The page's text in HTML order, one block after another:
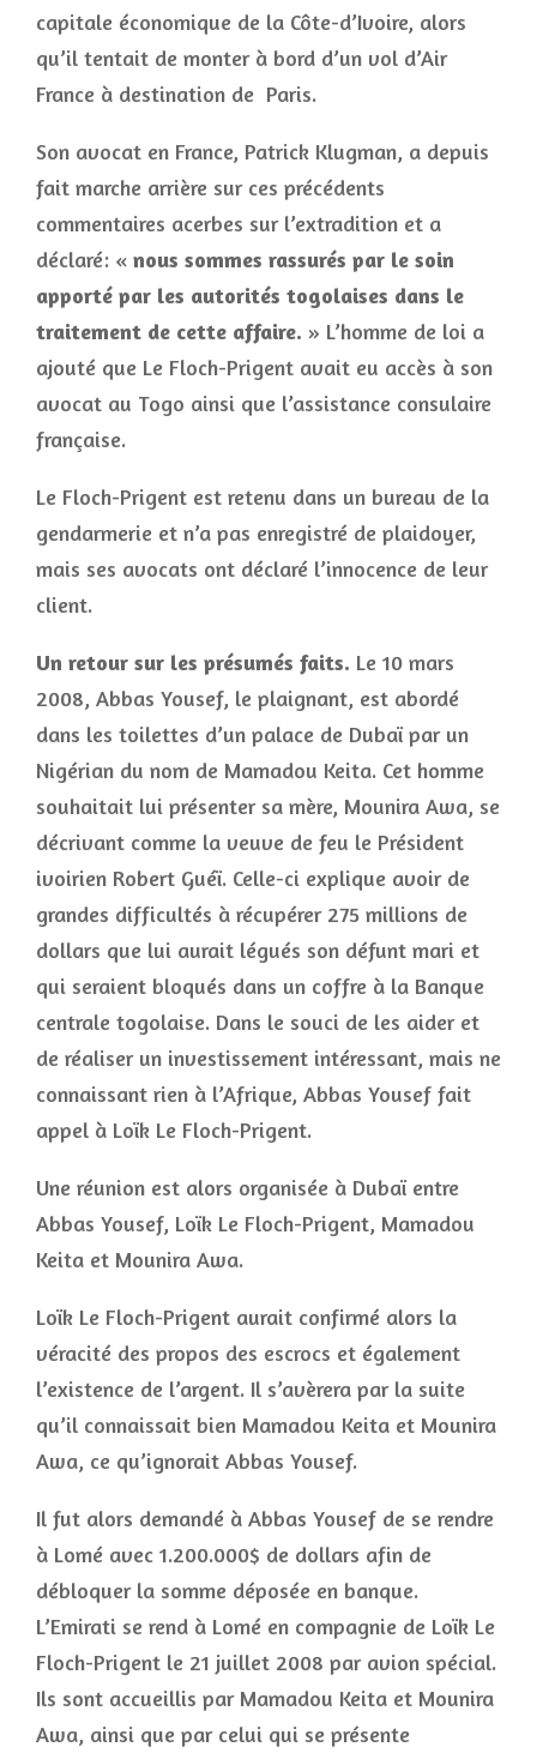
capitale économique de la Côte-d’Ivoire, alors
qu’il tentait de monter à bord d’un vol d’Air
France à destination de Paris.
Son avocat en France, Patrick Klugman, a depuis
fait marche arrière sur ces précédents
commentaires acerbes sur l’extradition et a
déclaré: « nous sommes rassurés par le soin
apporté par les autorités togolaises dans le
traitement de cette affaire. » L’homme de loi a
ajouté que Le Floch-Prigent avait eu accès à son
avocat au Togo ainsi que l’assistance consulaire
française.
Le Floch-Prigent est retenu dans un bureau de la
gendarmerie et n’a pas enregistré de plaidoyer,
mais ses avocats ont déclaré l’innocence de leur
client.
Un retour sur les présumés faits. Le 10 mars
2008, Abbas Yousef, le plaignant, est abordé
dans les toilettes d’un palace de Dubaï par un
Nigérian du nom de Mamadou Keita. Cet homme
souhaitait lui présenter sa mère, Mounira Awa, se
décrivant comme la veuve de feu le Président
ivoirien Robert Guéï. Celle-ci explique avoir de
grandes difficultés à récupérer 275 millions de
dollars que lui aurait légués son défunt mari et
qui seraient bloqués dans un coffre à la Banque
centrale togolaise. Dans le souci de les aider et
de réaliser un investissement intéressant, mais ne
connaissant rien à l’Afrique, Abbas Yousef fait
appel à Loïk Le Floch-Prigent.
Une réunion est alors organisée à Dubaï entre
Abbas Yousef, Loïk Le Floch-Prigent, Mamadou
Keita et Mounira Awa.
Loïk Le Floch-Prigent aurait confirmé alors la
véracité des propos des escrocs et également
l’existence de l’argent. Il s’avèrera par la suite
qu’il connaissait bien Mamadou Keita et Mounira
Awa, ce qu’ignorait Abbas Yousef.
Il fut alors demandé à Abbas Yousef de se rendre
à Lomé avec 1.200.000$ de dollars afin de
débloquer la somme déposée en banque.
L’Emirati se rend à Lomé en compagnie de Loïk Le
Floch-Prigent le 21 juillet 2008 par avion spécial.
Ils sont accueillis par Mamadou Keita et Mounira
Awa, ainsi que par celui qui se présente